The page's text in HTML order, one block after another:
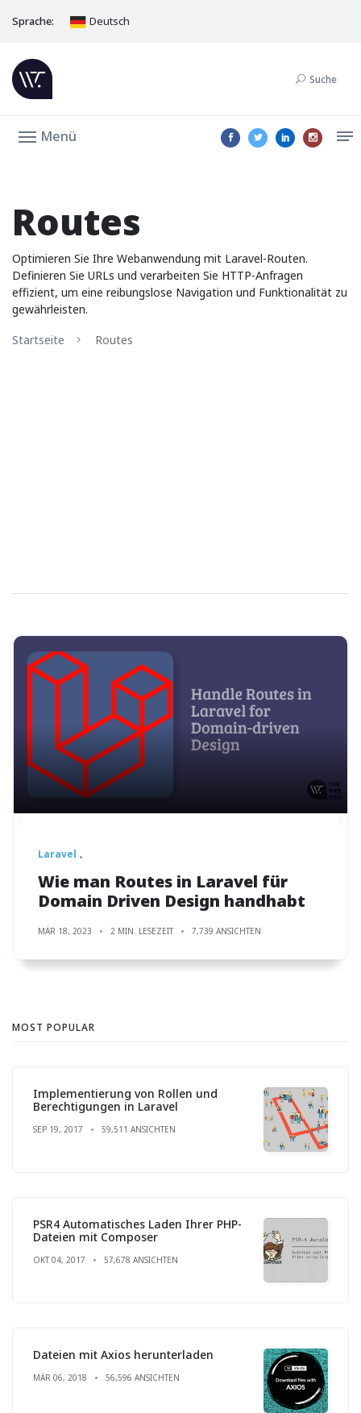
Sprache: Deutsch
Suche
Menü
Routes
Optimieren Sie Ihre Webanwendung mit Laravel-Routen.
Definieren Sie URLs und verarbeiten Sie HTTP-Anfragen
effizient, um eine reibungslose Navigation und Funktionalität zu
gewährleisten.
Startseite
Routes
Laravel
Wie man Routes in Laravel für
Domain Driven Design handhabt
MÄR 18, 2023 2 MIN. LESEZEIT 7,739 ANSICHTEN
MOST POPULAR
Implementierung von Rollen und
Berechtigungen in Laravel
SEP 19, 2017 59,511 ANSICHTEN
PSR4 Automatisches Laden Ihrer PHP-
Dateien mit Composer
OKT 04, 2017 57,678 ANSICHTEN
Dateien mit Axios herunterladen
MÄR 06, 2018 56,596 ANSICHTEN